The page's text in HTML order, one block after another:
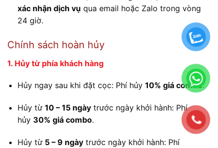
xác nhận dịch vụ qua email hoặc Zalo trong vòng
24 giờ.
Chính sách hoàn hủy
1. Hủy từ phía khách hàng
Hủy ngay sau khi đặt cọc: Phí hủy 10% giá combo.
Hủy từ 10 – 15 ngàytrước ngày khởi hành: Phí
hủy 30% giá combo.
Hủy từ 5 – 9 ngàytrước ngày khởi hành: Phí